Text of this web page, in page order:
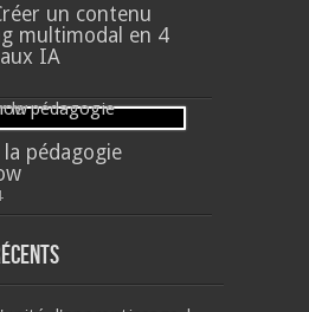
un contenu
multimodal en 4
IA
pédagogie